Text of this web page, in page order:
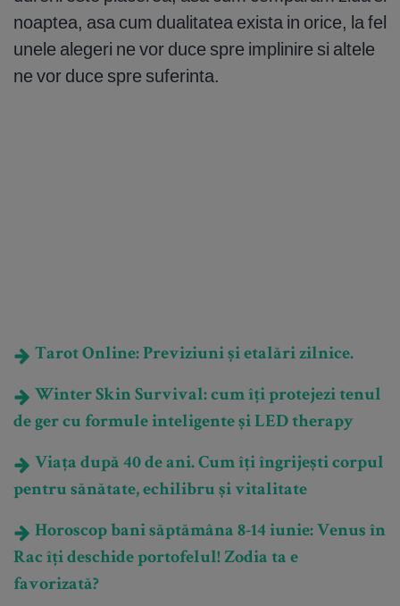
noaptea, asa cum dualitatea exista in orice, la fel
unele alegeri ne vor duce spre implinire si altele
ne vor duce spre suferinta.
Tarot Online: Previziuni și etalări zilnice.
Winter Skin Survival: cum îți protejezi tenul
de ger cu formule inteligente și LED therapy
Viața după 40 de ani. Cum îți îngrijești corpul
pentru sănătate, echilibru și vitalitate
Horoscop bani săptămâna 8-14 iunie: Venus în
Rac îți deschide portofelul! Zodia ta e
favorizată?